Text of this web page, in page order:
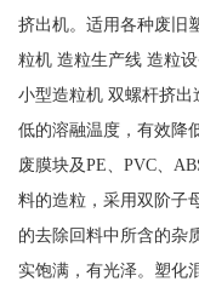
挤出机。适用各种废旧
粒机 造粒生产线 造粒
小型造粒机 双螺杆挤
低的溶融温度，有效降
废膜块及PE、PVC、
料的造粒，采用双阶子
的去除回料中所含的杂
实饱满，有光泽。塑化